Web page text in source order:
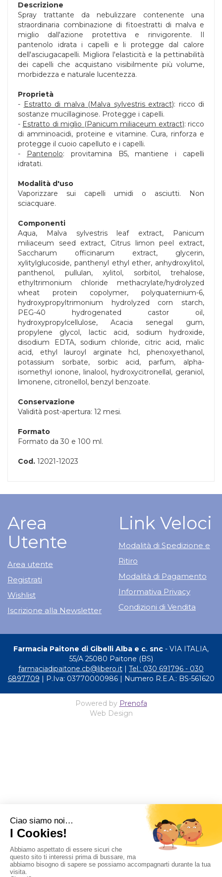
Descrizione
Spray trattante da nebulizzare contenente una
straordinaria combinazione di fitoestratti di malva e
miglio dall'azione protettiva e rinvigorente. Il
pantenolo idrata i capelli e li protegge dal calore
dell'asciugacapelli. Migliora l'elasticità e la pettinabilità
dei capelli che acquistano visibilmente più volume,
morbidezza e naturale lucentezza.
Proprietà
- Estratto di malva (Malva sylvestris extract): ricco di
sostanze mucillaginose. Protegge i capelli.
- Estratto di miglio (Panicum miliaceum extract): ricco
di amminoacidi, proteine e vitamine. Cura, rinforza e
protegge il cuoio capelluto e i capelli.
-
Pantenolo: provitamina B5, mantiene i capelli
idratati.
Modalità d'uso
Vaporizzare sui capelli umidi o asciutti. Non
sciacquare.
Componenti
Aqua, Malva sylvestris leaf extract, Panicum
miliaceum seed extract, Citrus limon peel extract,
Saccharum officinarum extract, glycerin,
xylitylglucoside, panthenyl ethyl ether, anhydroxylitol,
panthenol, pullulan, xylitol, sorbitol, trehalose,
ethyltrimonium chloride methacrylate/hydrolyzed
wheat protein copolymer, polyquaternium-6,
hydroxypropyltrimonium hydrolyzed corn starch,
PEG-40 hydrogenated castor oil,
hydroxypropylcellulose, Acacia senegal gum,
propylene glycol, lactic acid, sodium hydroxide,
disodium EDTA, sodium chloride, citric acid, malic
acid, ethyl lauroyl arginate hcl, phenoxyethanol,
potassium sorbate, sorbic acid, parfum, alpha-
isomethyl ionone, linalool, hydroxycitronellal, geraniol,
limonene, citronellol, benzyl benzoate.
Conservazione
Validità post-apertura: 12 mesi.
Formato
Formato da 30 e 100 ml.
Cod. 12021-12023
Area
Utente
Area utente
Registrati
Wishlist
Iscrizione alla Newsletter
Link Veloci
Modalità di Spedizione e
Ritiro
Modalità di Pagamento
Informativa Privacy
Condizioni di Vendita
Farmacia Paitone di Gibelli Alba e c. snc - VIA ITALIA,
55/A 25080 Paitone (BS)
farmaciadipaitone.cb@libero.it
Tel.: 030 691796 - 030
6897709 | P.Iva: 03770000986 | Numero R.E.A.: BS-561620
Powered by Prenofa
Web Design